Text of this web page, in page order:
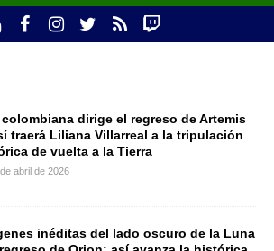
colombiana dirige el regreso de Artemis
traerá Liliana Villarreal a la tripulación
de vuelta a la Tierra
abril de 2026
inéditas del lado oscuro de la Luna